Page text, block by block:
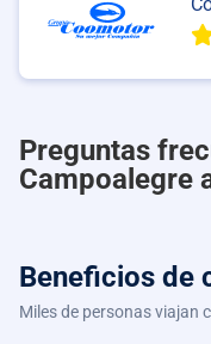
Preguntas
Campoalegre
Beneficios de
Miles de personas viajan